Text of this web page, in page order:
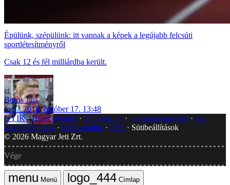
Épülünk, szépülünk: itt vannak a képek a legújabb felcsúti
sportlétesítményről
Csak 12 és fél milliárdba került.
Boros Juli
foci
2018. október 17. 13:48
GYIK Hibát jelentek Impresszum Javítások kezelése
Jogi
dokumentumok
Médiaajánlat RSS
Sütibeállítások
© 2026 Magyar Jeti Zrt.
Vége
Menü
Címlap